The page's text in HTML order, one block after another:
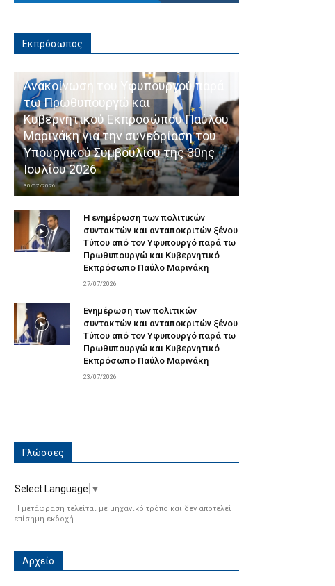
Εκπρόσωπος
Ανακοίνωση του Υφυπουργού παρά
τω Πρωθυπουργώ και
Κυβερνητικού Εκπροσώπου Παύλου
Μαρινάκη για την συνεδρίαση του
Υπουργικού Συμβουλίου της 30ης
Ιουλίου 2026
30/07/2026
Η ενημέρωση των πολιτικών
συντακτών και ανταποκριτών ξένου
Τύπου από τον Υφυπουργό παρά τω
Πρωθυπουργώ και Κυβερνητικό
Εκπρόσωπο Παύλο Μαρινάκη
27/07/2026
Ενημέρωση των πολιτικών
συντακτών και ανταποκριτών ξένου
Τύπου από τον Υφυπουργό παρά τω
Πρωθυπουργώ και Κυβερνητικό
Εκπρόσωπο Παύλο Μαρινάκη
23/07/2026
Γλώσσες
Select Language ▼
Η μετάφραση τελείται με μηχανικό τρόπο και δεν αποτελεί
επίσημη εκδοχή.
Αρχείο